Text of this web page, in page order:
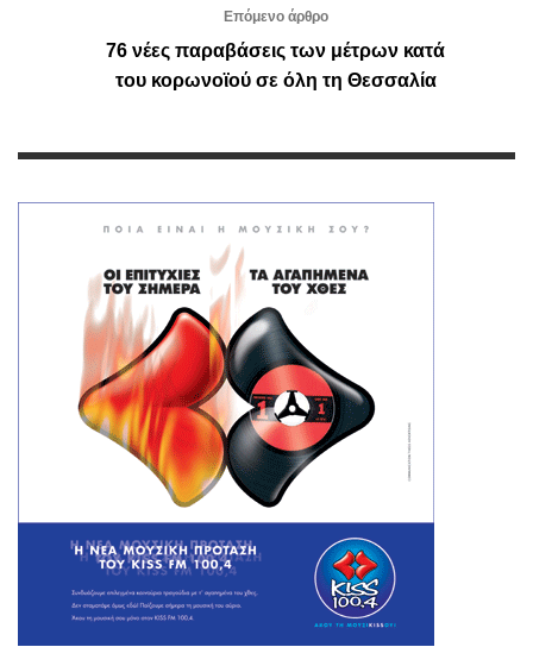
Επόμενο άρθρο
76 νέες παραβάσεις των μέτρων κατά
του κορωνοϊού σε όλη τη Θεσσαλία